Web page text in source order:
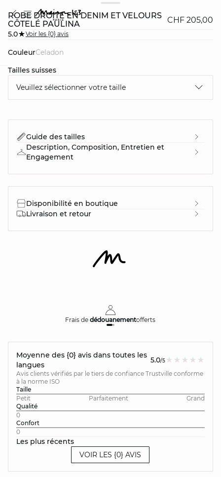
ROBE DROITE EN DENIM ET VELOURS
CÔTELÉ PAULINA
CHF 205,00
5.0 Voir les {0} avis
Couleur celadon
Tailles suisses
Veuillez sélectionner votre taille
Guide des tailles
Description, Composition, Entretien et
Engagement
Disponibilité en boutique
Livraison et retour
Frais dedédouanementofferts
Moyenne des {0} avis dans toutes les
langues
5.0/5
Avis clients vérifiés par le tiers de confiance Trustville conforme
à la norme ISO
Taille
Petit
Parfaitement
Grand
Qualité
0
Confort
0
Les plus récents
VOIR LES {0} AVIS